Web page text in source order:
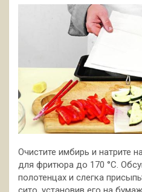
Очистите имбирь и натрите
для фритюра до 170 °С.
полотенцах и слегка